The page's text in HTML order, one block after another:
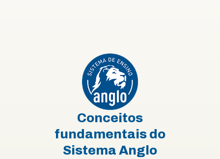
Conceitos
fundamentais do
Sistema Anglo